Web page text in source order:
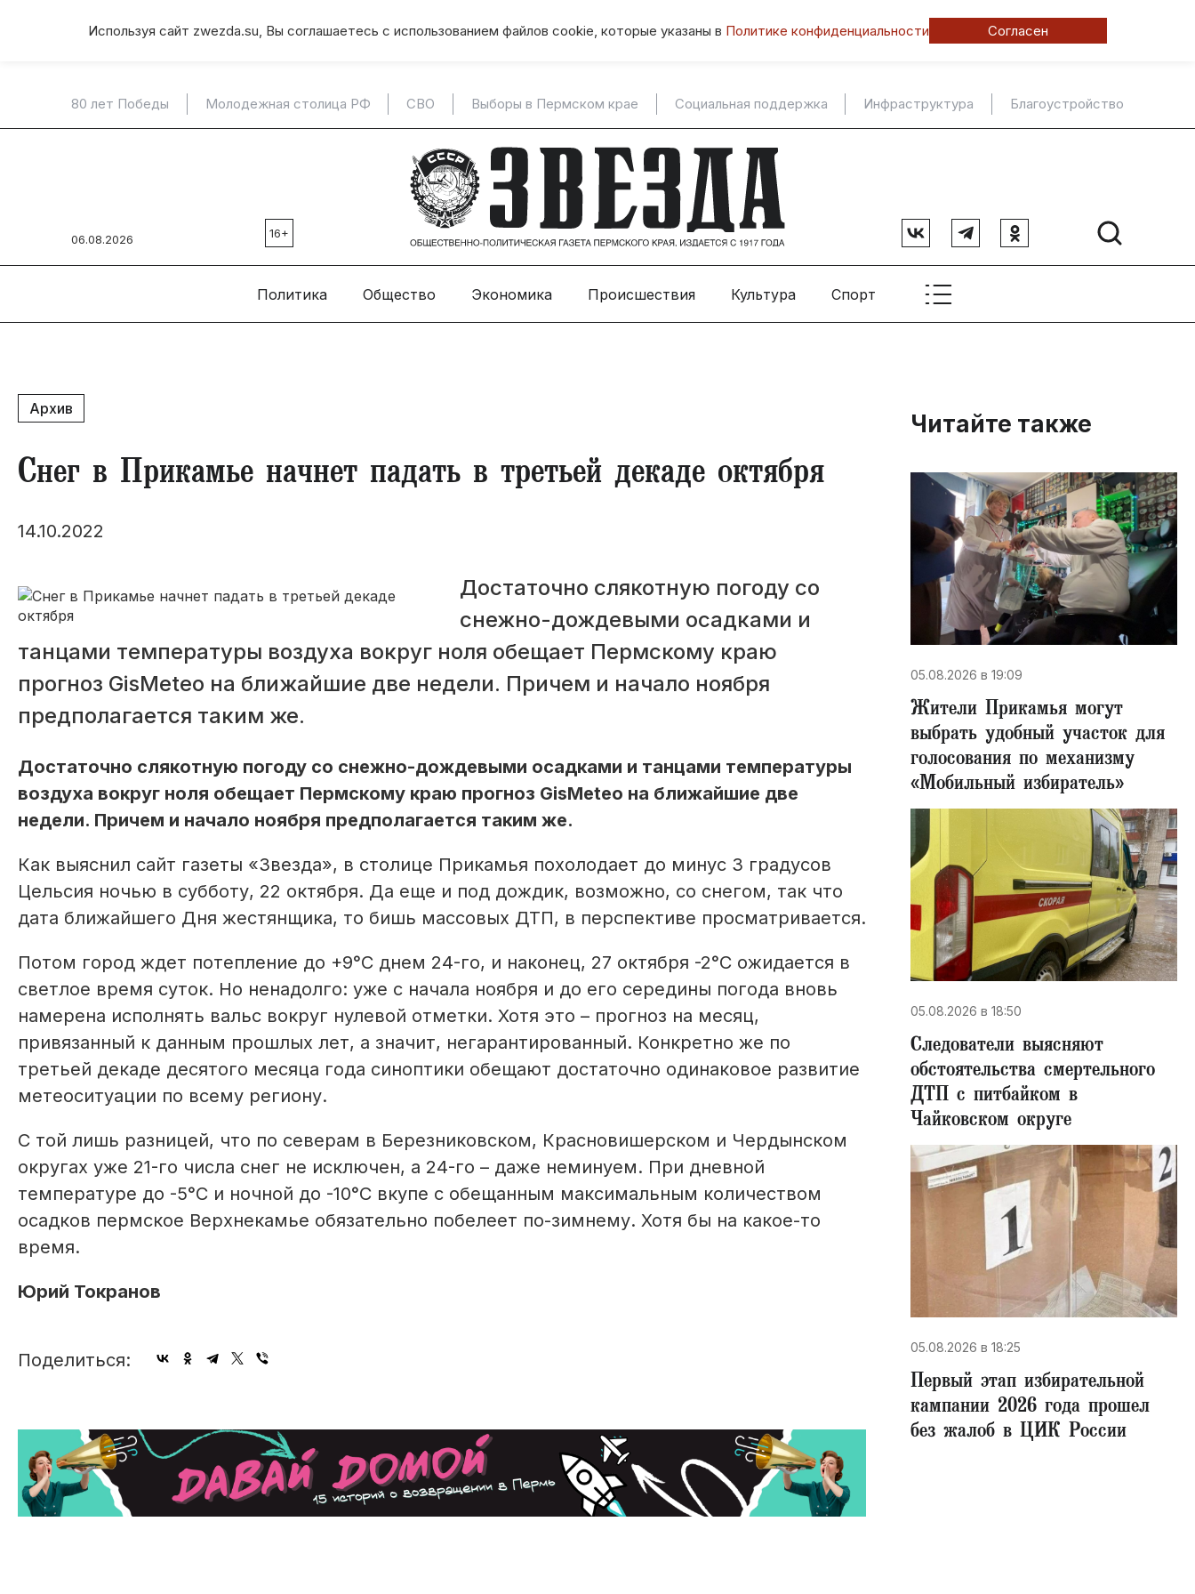
Используя сайт zwezda.su, Вы соглашаетесь с использованием файлов cookie, которые указаны в Политике конфиденциальности Согласен
80 лет Победы Молодежная столица РФ СВО Выборы в Пермском крае Социальная поддержка Инфраструктура Благоустройство
06.08.2026 16+
Политика Общество Экономика Происшествия Культура Спорт
Архив
Снег в Прикамье начнет падать в третьей декаде октября
14.10.2022
Достаточно слякотную погоду со
снежно-дождевыми осадками и
танцами температуры воздуха вокруг ноля обещает Пермскому краю
прогноз GisMeteo на ближайшие две недели. Причем и начало ноября
предполагается таким же.
Достаточно слякотную погоду со снежно-дождевыми осадками и танцами температуры
воздуха вокруг ноля обещает Пермскому краю прогноз GisMeteo на ближайшие две
недели. Причем и начало ноября предполагается таким же.
Как выяснил сайт газеты «Звезда», в столице Прикамья похолодает до минус 3 градусов
Цельсия ночью в субботу, 22 октября. Да еще и под дождик, возможно, со снегом, так что
дата ближайшего Дня жестянщика, то бишь массовых ДТП, в перспективе просматривается.
Потом город ждет потепление до +9°С днем 24-го, и наконец, 27 октября -2°С ожидается в
светлое время суток. Но ненадолго: уже с начала ноября и до его середины погода вновь
намерена исполнять вальс вокруг нулевой отметки. Хотя это – прогноз на месяц,
привязанный к данным прошлых лет, а значит, негарантированный. Конкретно же по
третьей декаде десятого месяца года синоптики обещают достаточно одинаковое развитие
метеоситуации по всему региону.
С той лишь разницей, что по северам в Березниковском, Красновишерском и Чердынском
округах уже 21-го числа снег не исключен, а 24-го – даже неминуем. При дневной
температуре до -5°С и ночной до -10°С вкупе с обещанным максимальным количеством
осадков пермское Верхнекамье обязательно побелеет по-зимнему. Хотя бы на какое-то
время.
Юрий Токранов
Поделиться:
Читайте также
05.08.2026 в 19:09
Жители Прикамья могут
выбрать удобный участок для
голосования по механизму
«Мобильный избиратель»
05.08.2026 в 18:50
Следователи выясняют
обстоятельства смертельного
ДТП с питбайком в
Чайковском округе
05.08.2026 в 18:25
Первый этап избирательной
кампании 2026 года прошел
без жалоб в ЦИК России